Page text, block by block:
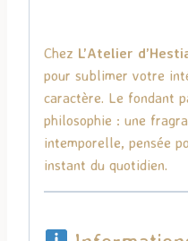
Chez L’Atelier
pour sublimer votre
caractère. Le fondant
philosophie : une
intemporelle, pensée
instant du quotidien.